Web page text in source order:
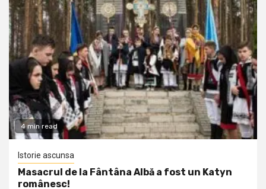
4 min read
Istorie ascunsa
Masacrul de la Fântâna Albă a fost un Katyn
românesc!